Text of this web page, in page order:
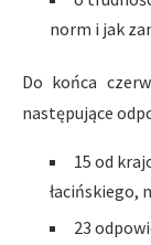
norm i jak
Do końca
następujące
15 od
łacińskiego,
23